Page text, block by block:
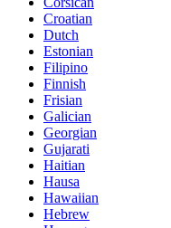
Croatian
Dutch
Estonian
Filipino
Finnish
Frisian
Galician
Georgian
Gujarati
Haitian
Hausa
Hawaiian
Hebrew